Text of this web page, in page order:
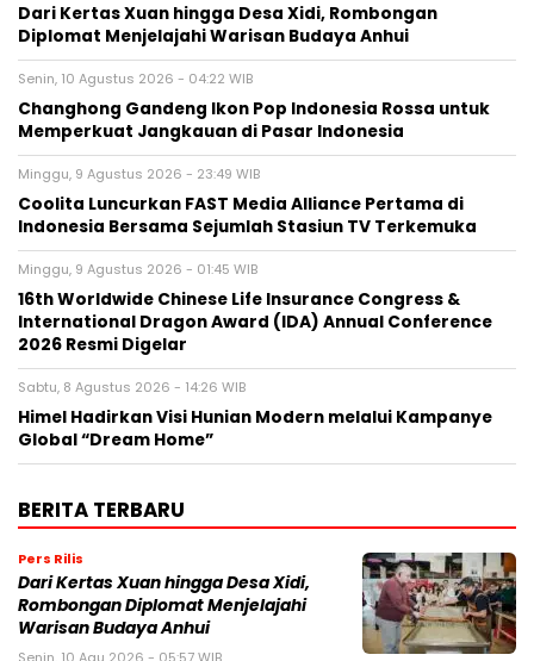
Dari Kertas Xuan hingga Desa Xidi, Rombongan
Diplomat Menjelajahi Warisan Budaya Anhui
Senin, 10 Agustus 2026 - 04:22 WIB
Changhong Gandeng Ikon Pop Indonesia Rossa untuk
Memperkuat Jangkauan di Pasar Indonesia
Minggu, 9 Agustus 2026 - 23:49 WIB
Coolita Luncurkan FAST Media Alliance Pertama di
Indonesia Bersama Sejumlah Stasiun TV Terkemuka
Minggu, 9 Agustus 2026 - 01:45 WIB
16th Worldwide Chinese Life Insurance Congress &
International Dragon Award (IDA) Annual Conference
2026 Resmi Digelar
Sabtu, 8 Agustus 2026 - 14:26 WIB
Himel Hadirkan Visi Hunian Modern melalui Kampanye
Global “Dream Home”
BERITA TERBARU
Pers Rilis
Dari Kertas Xuan hingga Desa Xidi,
Rombongan Diplomat Menjelajahi
Warisan Budaya Anhui
Senin, 10 Agu 2026 - 05:57 WIB